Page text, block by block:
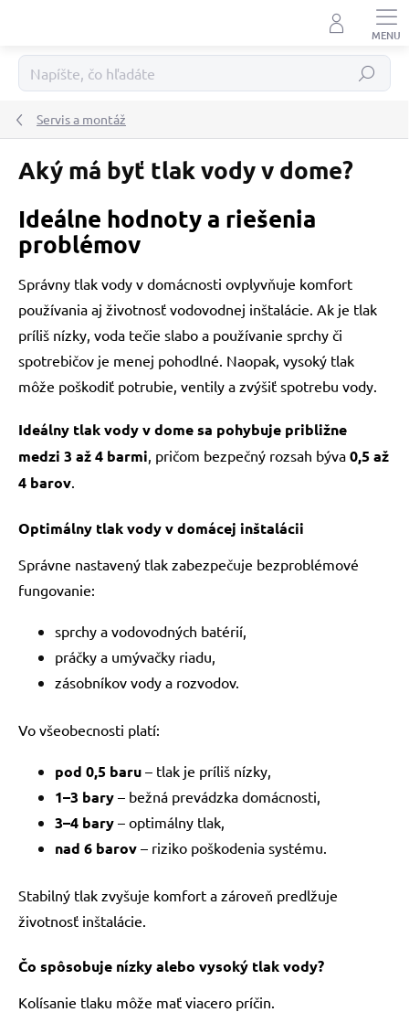
Hľadať
Servis a montáž
Aký má byť tlak vody v dome?
Ideálne hodnoty a riešenia
problémov
Správny tlak vody v domácnosti ovplyvňuje komfort
používania aj životnosť vodovodnej inštalácie. Ak je tlak
príliš nízky, voda tečie slabo a používanie sprchy či
spotrebičov je menej pohodlné. Naopak, vysoký tlak
môže poškodiť potrubie, ventily a zvýšiť spotrebu vody.
Ideálny tlak vody v dome sa pohybuje približne
medzi 3 až 4 barmi, pričom bezpečný rozsah býva 0,5 až
4 barov.
Optimálny tlak vody v domácej inštalácii
Správne nastavený tlak zabezpečuje bezproblémové
fungovanie:
sprchy a vodovodných batérií,
práčky a umývačky riadu,
zásobníkov vody a rozvodov.
Vo všeobecnosti platí:
pod 0,5 baru – tlak je príliš nízky,
1–3 bary – bežná prevádzka domácnosti,
3–4 bary – optimálny tlak,
nad 6 barov – riziko poškodenia systému.
Stabilný tlak zvyšuje komfort a zároveň predlžuje
životnosť inštalácie.
Čo spôsobuje nízky alebo vysoký tlak vody?
Kolísanie tlaku môže mať viacero príčin.